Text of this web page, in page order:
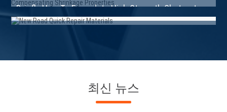
Briefly How To Formulate High Strength Shotcrete
With Compensating Shrinkage Properties
최신 뉴스